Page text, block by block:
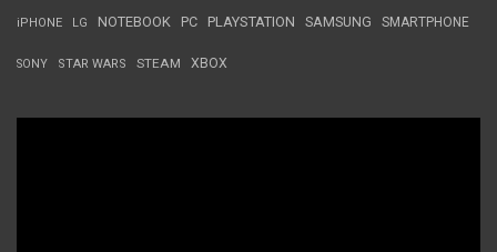
iPHONE LG NOTEBOOK PC PLAYSTATION SAMSUNG SMARTPHONE
SONY STAR WARS STEAM XBOX